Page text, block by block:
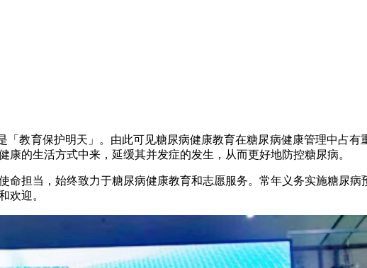
「教育保护明天」。由此可见糖尿病健康教育在糖尿病健康管理中占
的生活方式中来，延缓其并发症的发生，从而更好地防控糖尿病。
命担当，始终致力于糖尿病健康教育和志愿服务。常年义务实施糖尿
欢迎。